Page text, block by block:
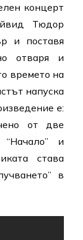
концерт
Тюдор
и поставя
отваря и
времето на
напуска
е:
от две
“Начало” и
става
в